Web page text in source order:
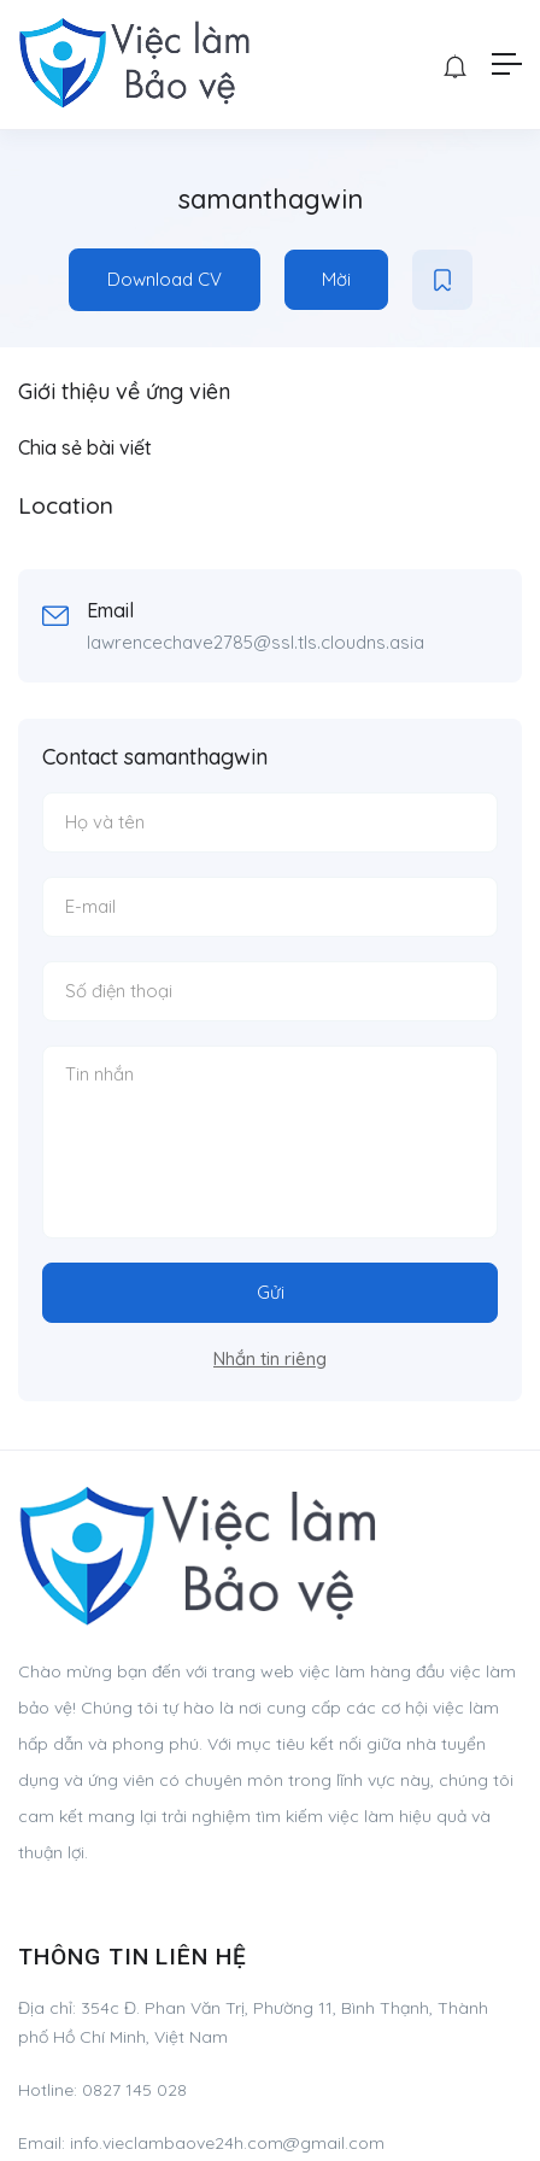
samanthagwin
Download CV Mời
Giới thiệu về ứng viên
Chia sẻ bài viết
Location
Email
lawrencechave2785@ssl.tls.cloudns.asia
Contact samanthagwin
Gửi
Nhắn tin riêng
Chào mừng bạn đến với trang web việc làm hàng đầu việc làm
bảo vệ! Chúng tôi tự hào là nơi cung cấp các cơ hội việc làm
hấp dẫn và phong phú. Với mục tiêu kết nối giữa nhà tuyển
dụng và ứng viên có chuyên môn trong lĩnh vực này, chúng tôi
cam kết mang lại trải nghiệm tìm kiếm việc làm hiệu quả và
thuận lợi.
THÔNG TIN LIÊN HỆ
Địa chỉ: 354c Đ. Phan Văn Trị, Phường 11, Bình Thạnh, Thành
phố Hồ Chí Minh, Việt Nam
Hotline: 0827 145 028
Email: info.vieclambaove24h.com@gmail.com